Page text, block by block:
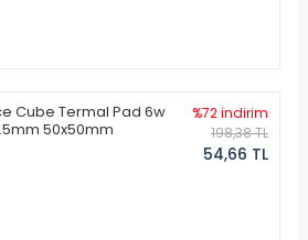
Cube Termal Pad 6w
50x50mm
%72 indirim
198,38 TL
54,66 TL